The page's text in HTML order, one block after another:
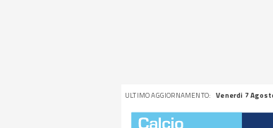
ULTIMO AGGIORNAMENTO: Venerdi 7